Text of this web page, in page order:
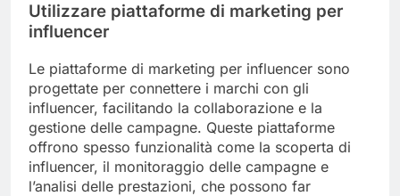
Utilizzare piattaforme di marketing per
influencer
Le piattaforme di marketing per influencer sono
progettate per connettere i marchi con gli
influencer, facilitando la collaborazione e la
gestione delle campagne. Queste piattaforme
offrono spesso funzionalità come la scoperta di
influencer, il monitoraggio delle campagne e
l’analisi delle prestazioni, che possono far